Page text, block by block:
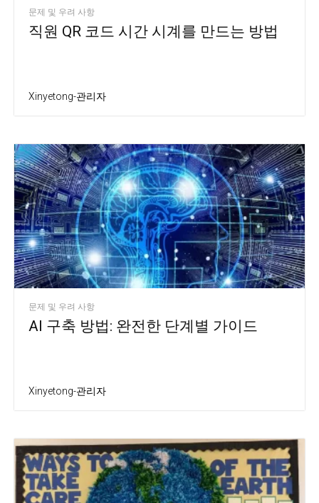
문제 및 우려 사항
직원 QR 코드 시간 시계를 만드는 방법
Xinyetong-관리자
문제 및 우려 사항
AI 구축 방법: 완전한 단계별 가이드
Xinyetong-관리자